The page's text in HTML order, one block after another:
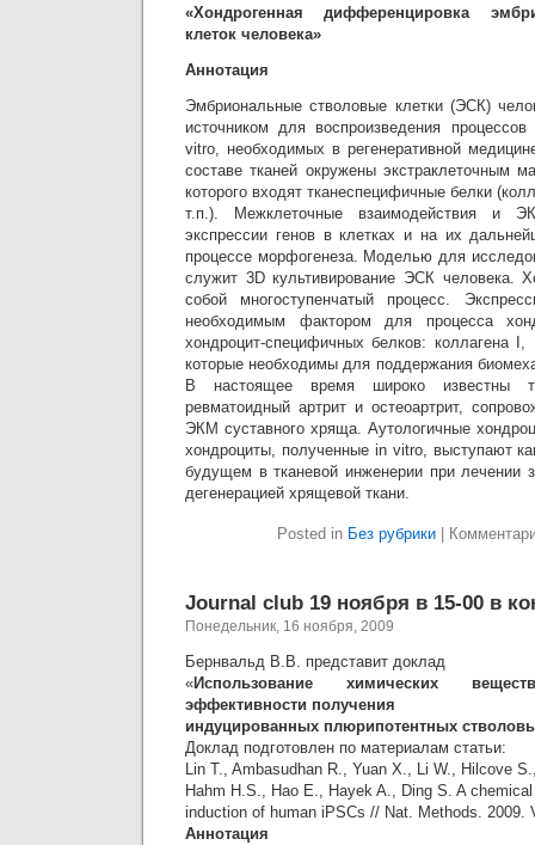
«Хондрогенная дифференцировка
клеток человека»
Аннотация
Эмбриональные стволовые клетки (ЭСК)
источником для воспроизведения
vitro, необходимых в регенеративной
составе тканей окружены экстраклеточным
которого входят тканеспецифичные белки
т.п.). Межклеточные взаимодействия и
экспрессии генов в клетках и на их
процессе морфогенеза. Моделью для
служит 3D культивирование ЭСК человека.
собой многоступенчатый процесс.
необходимым фактором для процесса
хондроцит-специфичных белков: коллагена
которые необходимы для поддержания
В настоящее время широко известны
ревматоидный артрит и остеоартрит,
ЭКМ суставного хряща. Аутологичные
хондроциты, полученные in vitro, выступают
будущем в тканевой инженерии при лечении
дегенерацией хрящевой ткани.
Posted in Без рубрики
Journal club 19 ноября в 15-00 в
Понедельник, 16 ноября, 2009
Бернвальд В.В. представит доклад
«Использование химических
эффективности получения
индуцированных плюрипотентных
Доклад подготовлен по материалам статьи:
Lin T., Ambasudhan R., Yuan X., Li W., Hilcove
Hahm H.S., Hao E., Hayek A., Ding S. A
induction of human iPSCs // Nat. Methods. 2009.
Аннотация